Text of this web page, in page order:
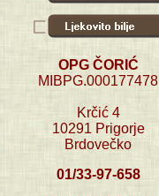
OPG ČORIĆ
MIBPG.000177478
Krčić 4
10291 Prigorje
Brdovečko
01/33-97-658